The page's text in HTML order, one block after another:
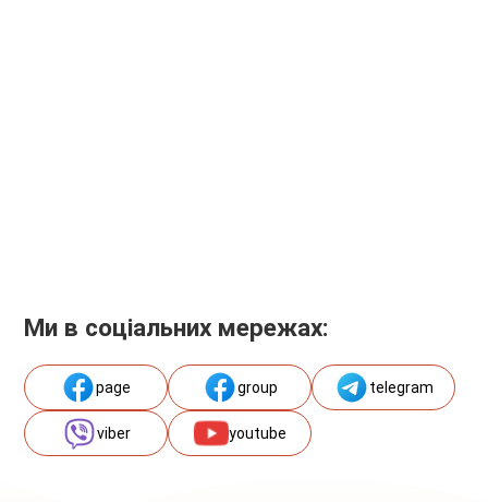
Ми в соціальних мережах:
page group telegram
viber youtube